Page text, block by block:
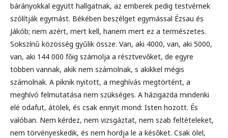
bárányokkal együtt hallgatnak, az emberek pedig testvérnek
szólítják egymást. Békében beszélget egymással Ézsau és
Jákób; nem azért, mert kell, hanem mert ez a természetes.
Sokszínű közösség gyűlik össze. Van, aki 4000, van, aki 5000,
van, aki 144 000 főig számolja a résztvevőket, de egyre
többen vannak, akik nem számolnak, s akikkel mégis
számolnak. A piknik nyitott, a meghívás megtörtént, a
meghívó felmutatása nem szükséges. A házigazda mindenki
elé odafut, átöleli, és csak ennyit mond: Isten hozott. És
valóban. Nem kérdez, nem vizsgáztat, nem szab feltételeket,
nem törvényeskedik, és nem hordja le a későket. Csak ölel,